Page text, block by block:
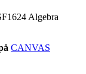
Algebra
CANVAS